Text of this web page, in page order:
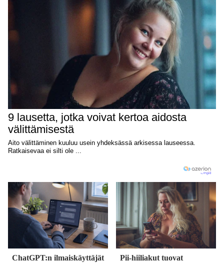
ChatGPT:n ilmaiskäyttäjät
Pii-hiiliakut tuovat